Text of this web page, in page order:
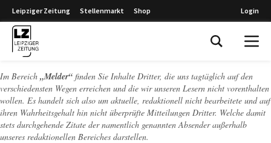
Leipziger Zeitung Stellenmarkt Shop Login
Im Bereich „Melder“ finden Sie Inhalte Dritter, die uns tagtäglich auf den
verschiedensten Wegen erreichen und die wir unseren Lesern nicht vorenthalten
wollen. Es handelt sich also um aktuelle, redaktionell nicht bearbeitete und auf
ihren Wahrheitsgehalt hin nicht überprüfte Mitteilungen Dritter. Welche damit
stets durchgehende Zitate der namentlich genannten Absender außerhalb
unseres redaktionellen Bereiches darstellen.